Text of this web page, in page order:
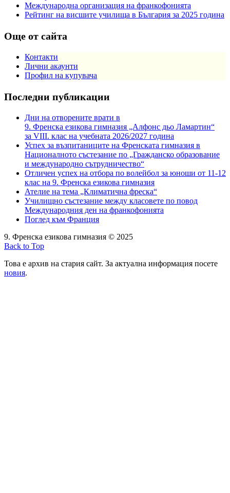
Международна организация на франкофонията
Рейтинг на висшите училища в България за 2025 година
Още от сайта
Контакти
Лични акаунти
Профил на купувача
Последни публикации
Дни на отворените врати в
9. Френска езикова гимназия „Алфонс дьо Ламартин“
за VIII. клас на учебната 2026/2027 година
Успех за възпитаниците на Френската гимназия в
Националното състезание по „Гражданско образование
и международно сътрудничество“
Отличен успех на отбора по волейбол за юноши от 11-12
клас на 9. Френска езикова гимназия
Ателие на тема „Климатична фреска“
Училищно състезание между класовете по повод
Международния ден на франкофонията
Поглед към Франция
9. Френска езикова гимназия © 2025
Back to Top
Това е архив на стария сайт. За актуална информация посете
новия.